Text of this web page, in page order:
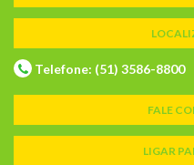
Telefone: (51) 3586-8800
FALE
LIGAR